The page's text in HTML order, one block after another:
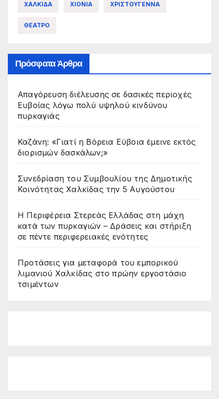
ΧΑΛΚΙΔΑ ΧΙΟΝΙΑ ΧΡΙΣΤΟΥΓΕΝΝΑ
ΘΕΑΤΡΟ
Πρόσφατα Άρθρα
Απαγόρευση διέλευσης σε δασικές περιοχές
Ευβοίας λόγω πολύ υψηλού κινδύνου
πυρκαγιάς
Καζάνη: «Γιατί η Βόρεια Εύβοια έμεινε εκτός
διορισμών δασκάλων;»
Συνεδρίαση του Συμβουλίου της Δημοτικής
Κοινότητας Χαλκίδας την 5 Αυγούστου
Η Περιφέρεια Στερεάς Ελλάδας στη μάχη
κατά των πυρκαγιών – Δράσεις και στήριξη
σε πέντε περιφερειακές ενότητες
Προτάσεις για μεταφορά του εμπορικού
λιμανιού Χαλκίδας στο πρώην εργοστάσιο
τσιμέντων